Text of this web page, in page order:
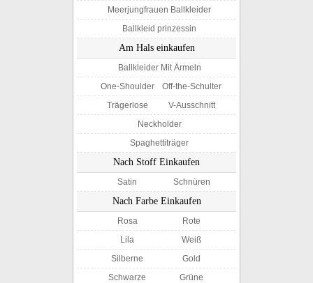
Meerjungfrauen Ballkleider
Ballkleid prinzessin
Am Hals einkaufen
Ballkleider Mit Ärmeln
One-Shoulder
Off-the-Schulter
Trägerlose
V-Ausschnitt
Neckholder
Spaghettiträger
Nach Stoff Einkaufen
Satin Schnüren
Nach Farbe Einkaufen
Rosa
Rote
Lila
Weiß
Silberne
Gold
Schwarze
Grüne